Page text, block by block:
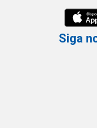
Siga